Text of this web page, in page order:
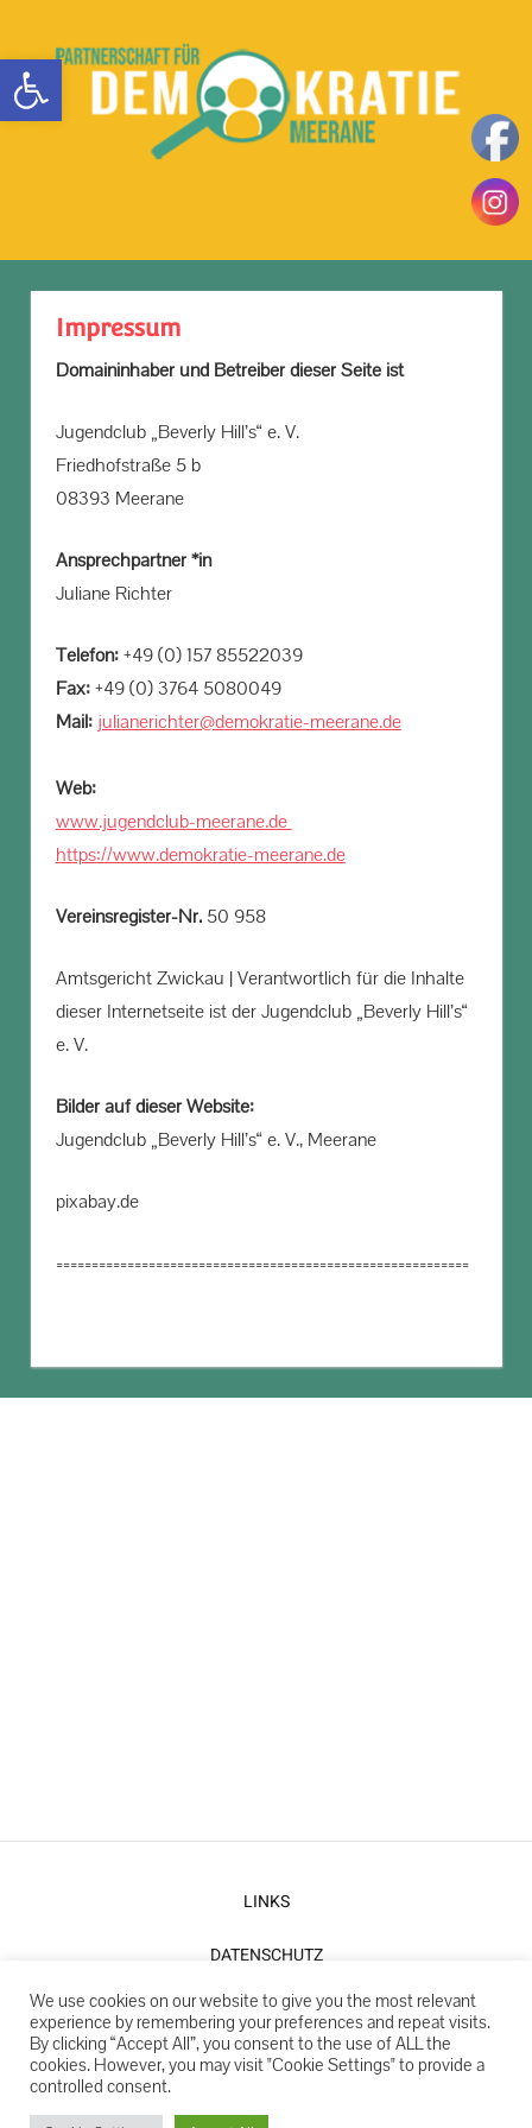
springen
Meerane
|
Impressum
Domaininhaber und Betreiber dieser Seite ist
Jugendclub „Beverly Hill’s“ e. V.
Friedhofstraße 5 b
08393 Meerane
Ansprechpartner *in
Juliane Richter
Telefon:+49 (0) 157 85522039
Fax:+49 (0) 3764 5080049
Mail: julianerichter@demokratie-meerane.de
Web:
www.jugendclub-meerane.de
https://www.demokratie-meerane.de
Vereinsregister-Nr.50 958
Amtsgericht Zwickau | Verantwortlich für die Inhalte
dieser Internetseite ist der Jugendclub „Beverly Hill’s“
e. V.
Bilder auf dieser Website:
Jugendclub „Beverly Hill’s“ e. V., Meerane
pixabay.de
==========================================================
LINKS
DATENSCHUTZ
IMPRESSUM
Copyright 2022: Partnerschaft für Demokratie Meerane, Träger:
We use cookies on our website to give you the most relevant
experience by remembering your preferences and repeat visits.
By clicking “Accept All”, you consent to the use of ALL the
cookies. However, you may visit "Cookie Settings" to provide a
controlled consent.
Werkzeugleiste öffnen